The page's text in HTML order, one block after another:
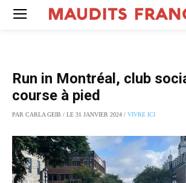
Run in Montréal, club
course à pied
PAR CARLA GEIB / LE 31 JANVIER 2024 / VIVRE ICI